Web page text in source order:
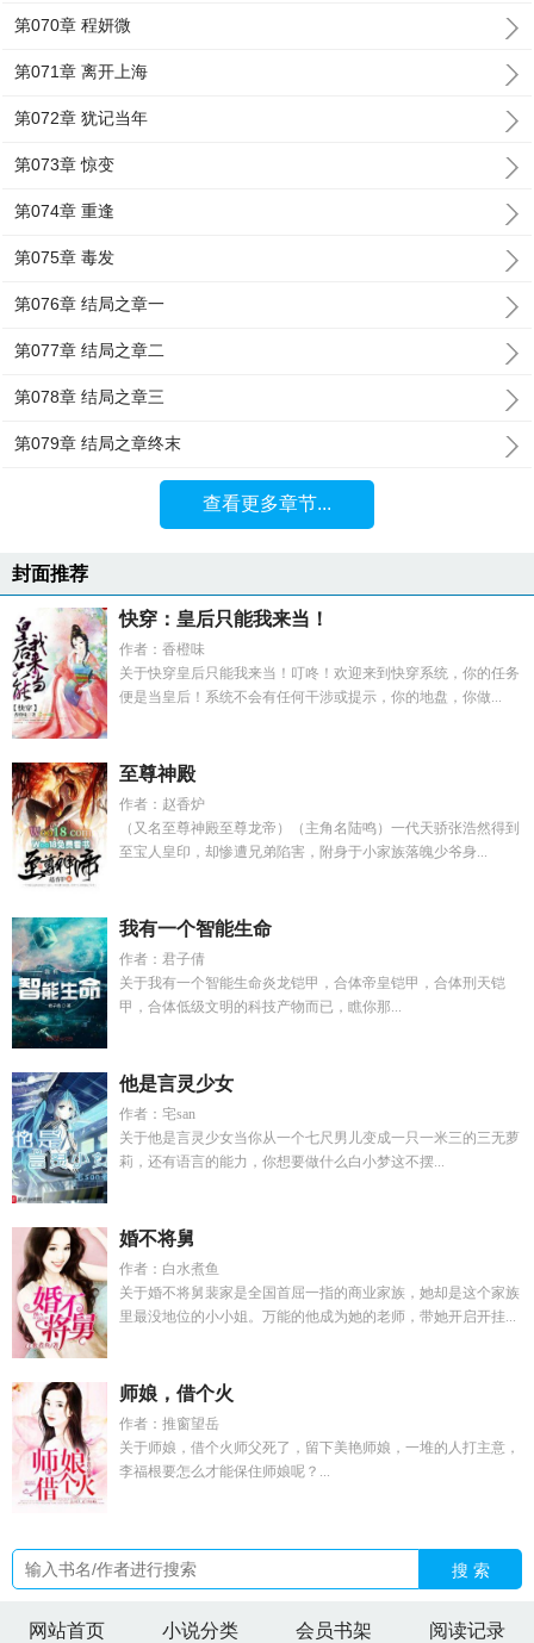
第070章 程妍微
第071章 离开上海
第072章 犹记当年
第073章 惊变
第074章 重逢
第075章 毒发
第076章 结局之章一
第077章 结局之章二
第078章 结局之章三
第079章 结局之章终末
查看更多章节...
封面推荐
快穿：皇后只能我来当！
作者：香橙味
关于快穿皇后只能我来当！叮咚！欢迎来到快穿系统，你的任务
便是当皇后！系统不会有任何干涉或提示，你的地盘，你做...
至尊神殿
作者：赵香炉
（又名至尊神殿至尊龙帝）（主角名陆鸣）一代天骄张浩然得到
至宝人皇印，却惨遭兄弟陷害，附身于小家族落魄少爷身...
我有一个智能生命
作者：君子倩
关于我有一个智能生命炎龙铠甲，合体帝皇铠甲，合体刑天铠
甲，合体低级文明的科技产物而已，瞧你那...
他是言灵少女
作者：宅san
关于他是言灵少女当你从一个七尺男儿变成一只一米三的三无萝
莉，还有语言的能力，你想要做什么白小梦这不摆...
婚不将舅
作者：白水煮鱼
关于婚不将舅裴家是全国首屈一指的商业家族，她却是这个家族
里最没地位的小小姐。万能的他成为她的老师，带她开启开挂...
师娘，借个火
作者：推窗望岳
关于师娘，借个火师父死了，留下美艳师娘，一堆的人打主意，
李福根要怎么才能保住师娘呢？...
搜 索
网站首页 小说分类 会员书架 阅读记录